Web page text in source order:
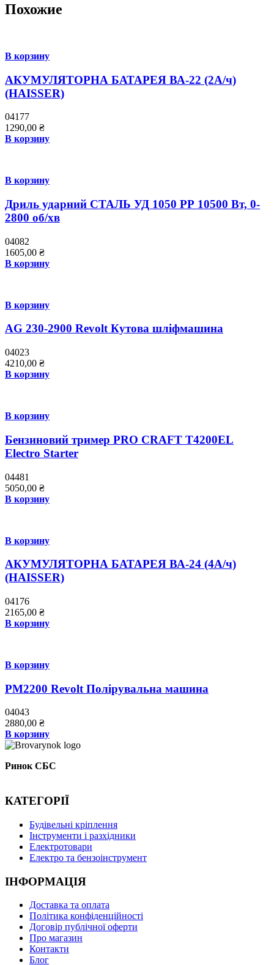
Похожие
В корзину
АКУМУЛЯТОРНА БАТАРЕЯ ВА-22 (2А/ч)
(HAISSER)
04177
1290,00 ₴
В корзину
В корзину
Дриль ударний СТАЛЬ УД 1050 РР 10500 Вт, 0-
2800 об/хв
04082
1605,00 ₴
В корзину
В корзину
AG 230-2900 Revolt Кутова шліфмашина
04023
4210,00 ₴
В корзину
В корзину
Бензиновий тример PRO СRAFT T4200EL
Electro Starter
04481
5050,00 ₴
В корзину
В корзину
АКУМУЛЯТОРНА БАТАРЕЯ ВА-24 (4А/ч)
(HAISSER)
04176
2165,00 ₴
В корзину
В корзину
PM2200 Revolt Полірувальна машина
04043
2880,00 ₴
В корзину
Ринок СБС
КАТЕГОРІЇ
Будівельні кріплення
Інструменти і разхідники
Електротовари
Електро та бензоінструмент
ІНФОРМАЦІЯ
Доставка та оплата
Політика конфіденційності
Договір публічної оферти
Про магазин
Контакти
Блог